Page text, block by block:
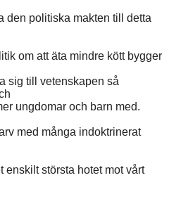
den politiska makten till detta
om att äta mindre kött bygger
sig till vetenskapen så
ungdomar och barn med.
med många indoktrinerat
enskilt största hotet mot vårt